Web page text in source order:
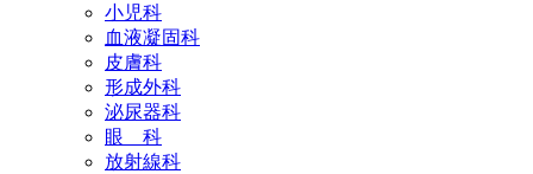
小児科
血液凝固科
皮膚科
形成外科
泌尿器科
眼 科
放射線科